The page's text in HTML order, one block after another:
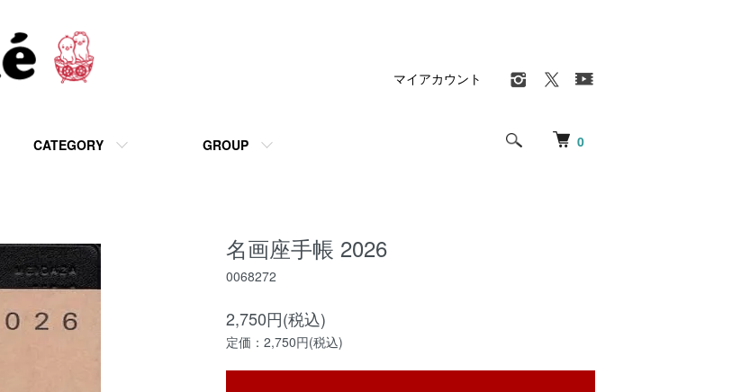
0
CATEGORY GROUP
マイアカウント
名画座手帳 2026
0068272
2,750円(税込)
定価：2,750円(税込)